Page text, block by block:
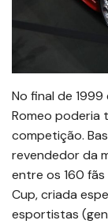
No final de
Romeo poderia
competição.
revendedor da
entre os 160
Cup, criada
esportistas